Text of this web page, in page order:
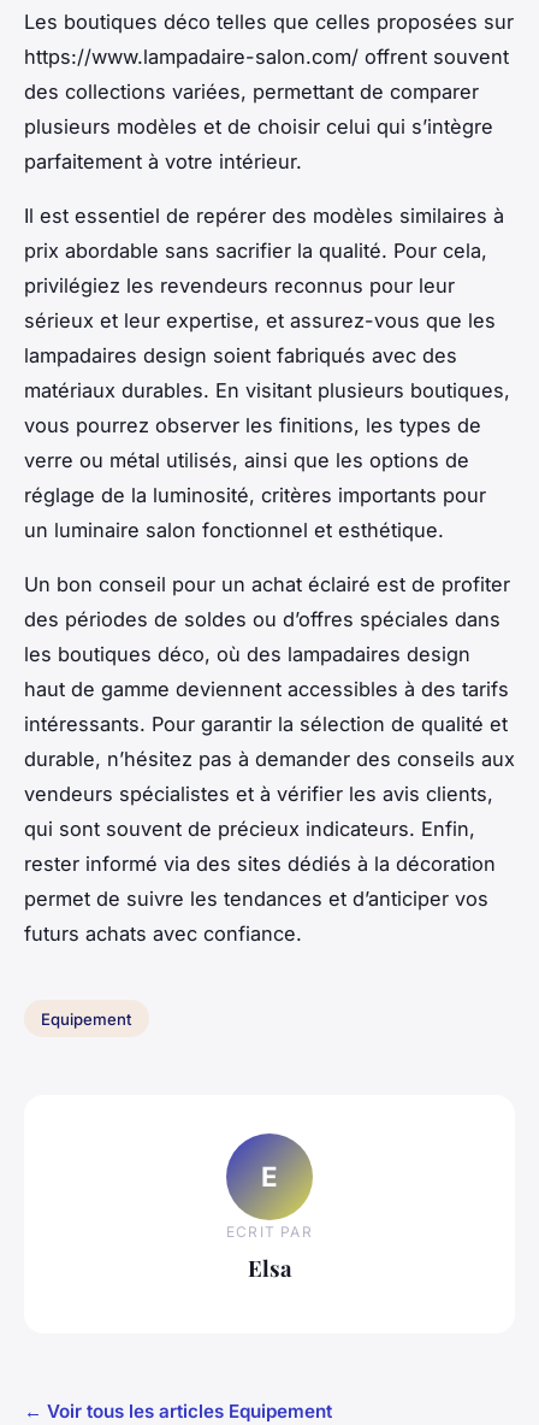
Les boutiques déco telles que celles proposées sur
https://www.lampadaire-salon.com/ offrent souvent
des collections variées, permettant de comparer
plusieurs modèles et de choisir celui qui s’intègre
parfaitement à votre intérieur.
Il est essentiel de repérer des modèles similaires à
prix abordable sans sacrifier la qualité. Pour cela,
privilégiez les revendeurs reconnus pour leur
sérieux et leur expertise, et assurez-vous que les
lampadaires design soient fabriqués avec des
matériaux durables. En visitant plusieurs boutiques,
vous pourrez observer les finitions, les types de
verre ou métal utilisés, ainsi que les options de
réglage de la luminosité, critères importants pour
un luminaire salon fonctionnel et esthétique.
Un bon conseil pour un achat éclairé est de profiter
des périodes de soldes ou d’offres spéciales dans
les boutiques déco, où des lampadaires design
haut de gamme deviennent accessibles à des tarifs
intéressants. Pour garantir la sélection de qualité et
durable, n’hésitez pas à demander des conseils aux
vendeurs spécialistes et à vérifier les avis clients,
qui sont souvent de précieux indicateurs. Enfin,
rester informé via des sites dédiés à la décoration
permet de suivre les tendances et d’anticiper vos
futurs achats avec confiance.
Equipement
E
ECRIT PAR
Elsa
← Voir tous les articles Equipement